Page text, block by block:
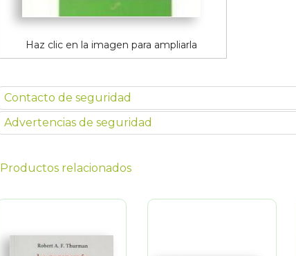
Haz clic en la imagen para ampliarla
Contacto de seguridad
Advertencias de seguridad
Productos relacionados